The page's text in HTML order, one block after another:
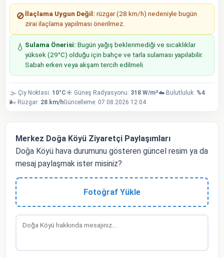
🚫 İlaçlama Uygun Değil: rüzgar (28 km/h) nedeniyle bugün
zirai ilaçlama yapılması önerilmez.
💧 Sulama Önerisi: Bugün yağış beklenmediği ve sıcaklıklar
yüksek (29°C) olduğu için bahçe ve tarla sulaması yapılabilir.
Sabah erken veya akşam tercih edilmeli.
🌫️ Çiy Noktası: 10°C☀️ Güneş Radyasyonu: 318 W/m²☁️ Bulutluluk: %4
🌬️ Rüzgar: 28 km/hGüncelleme: 07.08.2026 12:04
Merkez Doğa Köyü Ziyaretçi Paylaşımları
Doğa Köyü hava durumunu gösteren güncel resim ya da
mesaj paylaşmak ister misiniz?
Fotoğraf Yükle